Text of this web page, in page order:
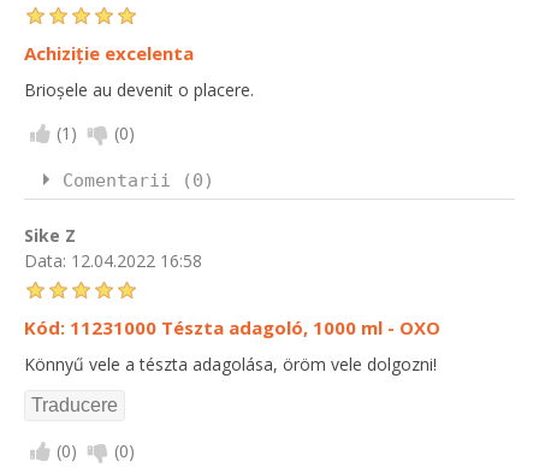
Achiziție excelenta
Brioșele au devenit o placere.
(1 ) (0)
Comentarii (0)
Sike Z
Data: 12.04.2022 16:58
Kód: 11231000 Tészta adagoló, 1000 ml - OXO
Könnyű vele a tészta adagolása, öröm vele dolgozni!
(0) (0)